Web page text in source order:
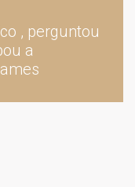
, perguntou
a